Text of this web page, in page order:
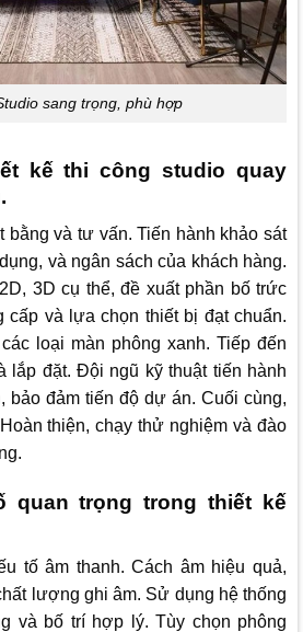
sang trọng, phù hợp
kế thi công studio quay
bằng và tư vấn. Tiến hành khảo sát
và ngân sách của khách hàng.
3D cụ thể, đề xuất phần bố trức
cấp và lựa chọn thiết bị đạt chuẩn.
loại màn phông xanh. Tiếp đến
lắp đặt. Đội ngũ kỹ thuật tiến hành
bảo đảm tiến độ dự án. Cuối cùng,
thiện, chạy thử nghiệm và đào
quan trọng trong thiết kế
tố âm thanh. Cách âm hiệu quả,
lượng ghi âm. Sử dụng hệ thống
và bố trí hợp lý. Tùy chọn phông